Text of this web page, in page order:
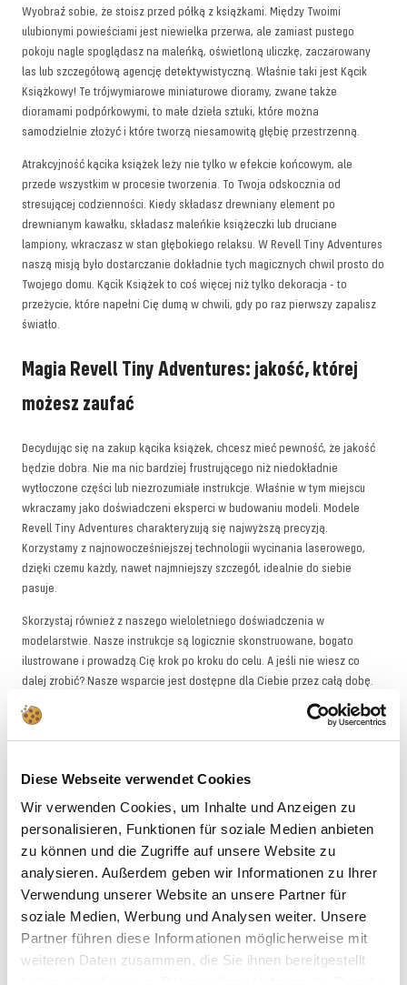
Diese Webseite verwendet Cookies
Wir verwenden Cookies, um Inhalte und Anzeigen zu
personalisieren, Funktionen für soziale Medien anbieten
zu können und die Zugriffe auf unsere Website zu
analysieren. Außerdem geben wir Informationen zu Ihrer
Verwendung unserer Website an unsere Partner für
soziale Medien, Werbung und Analysen weiter. Unsere
Partner führen diese Informationen möglicherweise mit
weiteren Daten zusammen, die Sie ihnen bereitgestellt
Wyobraź sobie, że stoisz przed półką z książkami. Między Twoimi
ulubionymi powieściami jest niewielka przerwa, ale zamiast pustego
pokoju nagle spoglądasz na maleńką, oświetloną uliczkę, zaczarowany
las lub szczegółową agencję detektywistyczną. Właśnie taki jest Kącik
Książkowy! Te trójwymiarowe miniaturowe dioramy, zwane także
dioramami podpórkowymi, to małe dzieła sztuki, które można
samodzielnie złożyć i które tworzą niesamowitą głębię przestrzenną.
Atrakcyjność kącika książek leży nie tylko w efekcie końcowym, ale
przede wszystkim w procesie tworzenia. To Twoja odskocznia od
stresującej codzienności. Kiedy składasz drewniany element po
drewnianym kawałku, składasz maleńkie książeczki lub druciane
lampiony, wkraczasz w stan głębokiego relaksu. W Revell Tiny Adventures
naszą misją było dostarczanie dokładnie tych magicznych chwil prosto do
Twojego domu. Kącik Książek to coś więcej niż tylko dekoracja - to
przeżycie, które napełni Cię dumą w chwili, gdy po raz pierwszy zapalisz
światło.
Magia Revell Tiny Adventures: jakość, której
możesz zaufać
Decydując się na zakup kącika książek, chcesz mieć pewność, że jakość
będzie dobra. Nie ma nic bardziej frustrującego niż niedokładnie
wytłoczone części lub niezrozumiałe instrukcje. Właśnie w tym miejscu
wkraczamy jako doświadczeni eksperci w budowaniu modeli. Modele
Revell Tiny Adventures charakteryzują się najwyższą precyzją.
Korzystamy z najnowocześniejszej technologii wycinania laserowego,
dzięki czemu każdy, nawet najmniejszy szczegół, idealnie do siebie
pasuje.
Skorzystaj również z naszego wieloletniego doświadczenia w
modelarstwie. Nasze instrukcje są logicznie skonstruowane, bogato
ilustrowane i prowadzą Cię krok po kroku do celu. A jeśli nie wiesz co
dalej zrobić? Nasze wsparcie jest dostępne dla Ciebie przez całą dobę.
Czy to telefonicznie, czy mailowo – nie zostawimy Cię samego z Twoim
projektem. To jest obietnica, którą składamy Tobie na rok 2026 i lata
kolejne.
Ważne kryteria zakupu: Jak podjąć właściwą
decyzję
Wybór miniaturowych światów jest ogromny. Aby mieć pewność, że
znajdziesz model dokładnie odpowiadający Tobie i Twoim pomysłom,
przed zakupem powinieneś rozważyć kilka ważnych kryteriów. Pokażę Ci,
na co musisz zwrócić uwagę, aby uniknąć frustracji i cieszyć się
maksymalną zabawą z rękodzieła.